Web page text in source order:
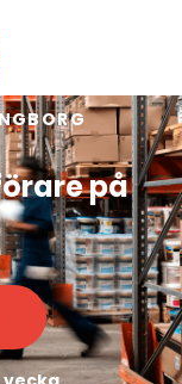
på